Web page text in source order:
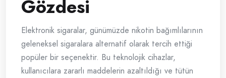
Gözdesi
Elektronik sigaralar, günümüzde nikotin bağımlılarının
geleneksel sigaralara alternatif olarak tercih ettiği
popüler bir seçenektir. Bu teknolojik cihazlar,
kullanıcılara zararlı maddelerin azaltıldığı ve tütün